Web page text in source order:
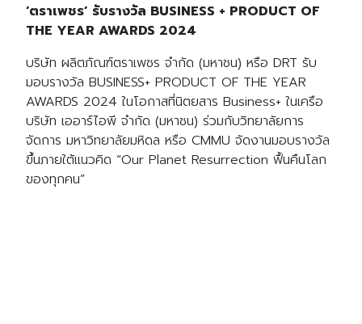
‘ตราเพชร’ รับรางวัล BUSINESS + PRODUCT OF
THE YEAR AWARDS 2024
บริษัท ผลิตภัณฑ์ตราเพชร จำกัด (มหาชน) หรือ DRT รับ
มอบรางวัล BUSINESS+ PRODUCT OF THE YEAR
AWARDS 2024 ในโอกาสที่นิตยสาร Business+ ในเครือ
บริษัท เออาร์ไอพี จำกัด (มหาชน) ร่วมกับวิทยาลัยการ
จัดการ มหาวิทยาลัยมหิดล หรือ CMMU จัดงานมอบรางวัล
ขึ้นภายใต้แนวคิด “Our Planet Resurrection ฟื้นคืนโลก
ของทุกคน”